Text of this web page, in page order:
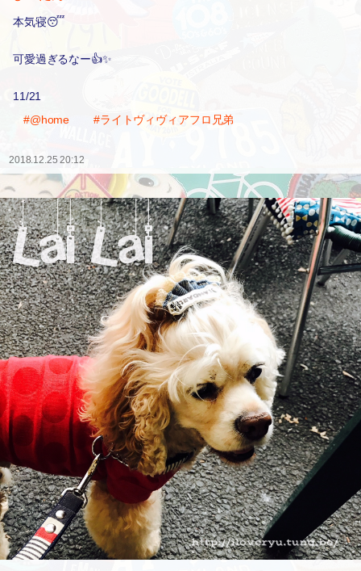
本気寝😴
可愛過ぎるなー👍✨
11/21
#@home
#ライトヴィヴィアフロ兄弟
2018.12.25 20:12